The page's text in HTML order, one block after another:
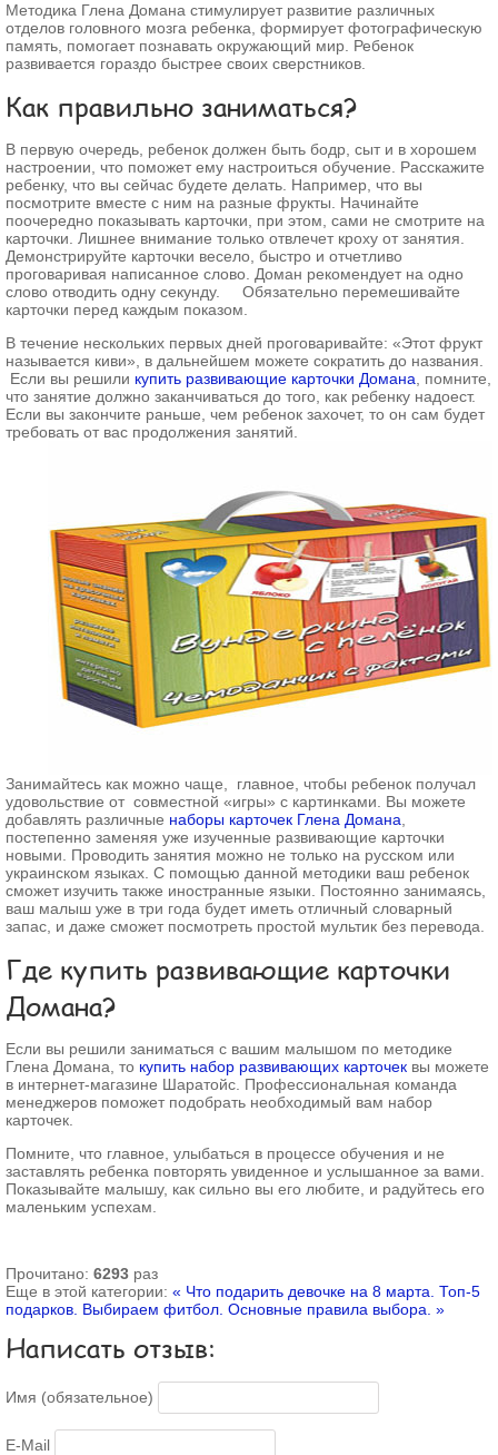
Методика Глена Домана стимулирует развитие различных
отделов головного мозга ребенка, формирует фотографическую
память, помогает познавать окружающий мир. Ребенок
развивается гораздо быстрее своих сверстников.
Как правильно заниматься?
В первую очередь, ребенок должен быть бодр, сыт и в хорошем
настроении, что поможет ему настроиться обучение. Расскажите
ребенку, что вы сейчас будете делать. Например, что вы
посмотрите вместе с ним на разные фрукты. Начинайте
поочередно показывать карточки, при этом, сами не смотрите на
карточки. Лишнее внимание только отвлечет кроху от занятия.
Демонстрируйте карточки весело, быстро и отчетливо
проговаривая написанное слово. Доман рекомендует на одно
слово отводить одну секунду. Обязательно перемешивайте
карточки перед каждым показом.
В течение нескольких первых дней проговаривайте: «Этот фрукт
называется киви», в дальнейшем можете сократить до названия.
Если вы решили купить развивающие карточки Домана , помните,
что занятие должно заканчиваться до того, как ребенку надоест.
Если вы закончите раньше, чем ребенок захочет, то он сам будет
требовать от вас продолжения занятий.
Занимайтесь как можно чаще, главное, чтобы ребенок получал
удовольствие от совместной «игры» с картинками. Вы можете
добавлять различные наборы карточек Глена Домана
постепенно заменяя уже изученные развивающие карточки
новыми. Проводить занятия можно не только на русском или
украинском языках. С помощью данной методики ваш ребенок
сможет изучить также иностранные языки. Постоянно занимаясь,
ваш малыш уже в три года будет иметь отличный словарный
запас, и даже сможет посмотреть простой мультик без перевода.
Где купить развивающие карточки
Домана?
Если вы решили заниматься с вашим малышом по методике
Глена Домана, то купить набор развивающих карточек вы можете
в интернет-магазине Шаратойс. Профессиональная команда
менеджеров поможет подобрать необходимый вам набор
карточек.
Помните, что главное, улыбаться в процессе обучения и не
заставлять ребенка повторять увиденное и услышанное за вами.
Показывайте малышу, как сильно вы его любите, и радуйтесь его
маленьким успехам.
Прочитано: 6293 раз
Еще в этой категории: « Что подарить девочке на 8 марта. Топ-5
подарков. Выбираем фитбол. Основные правила выбора. »
Написать отзыв:
Имя (обязательное)
E-Mail